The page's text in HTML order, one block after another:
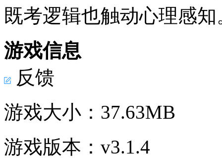
既考逻辑也触动心理感知
游戏信息
反馈
游戏大小： 37.63MB
游戏版本： v3.1.4